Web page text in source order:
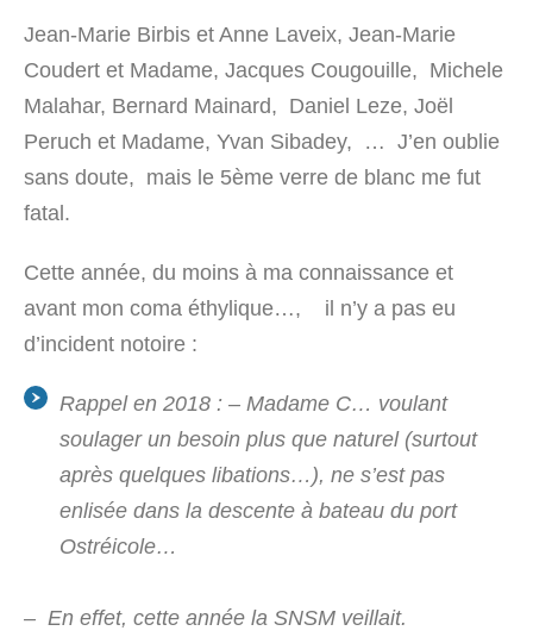
Jean-Marie Birbis et Anne Laveix, Jean-Marie
Coudert et Madame, Jacques Cougouille, Michele
Malahar, Bernard Mainard, Daniel Leze, Joël
Peruch et Madame, Yvan Sibadey, … J’en oublie
sans doute, mais le 5ème verre de blanc me fut
fatal.
Cette année, du moins à ma connaissance et
avant mon coma éthylique…, il n’y a pas eu
d’incident notoire :
Rappel en 2018 : – Madame C… voulant
soulager un besoin plus que naturel (surtout
après quelques libations…), ne s’est pas
enlisée dans la descente à bateau du port
Ostréicole…
– En effet, cette année la SNSM veillait.